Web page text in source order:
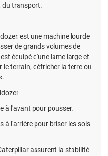
du transport.
est une machine lourde
de grands volumes de
équipé d'une lame large et
le terrain, défricher la terre ou
à l'avant pour pousser.
à l'arrière pour briser les sols
assurent la stabilité